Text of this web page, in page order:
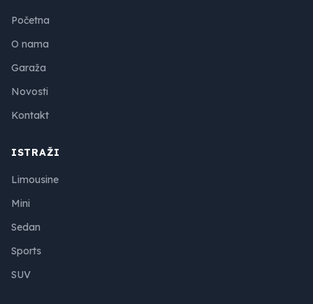
Početna
O nama
Garaža
Novosti
Kontakt
ISTRAŽI
Limousine
Mini
Sedan
Sports
SUV